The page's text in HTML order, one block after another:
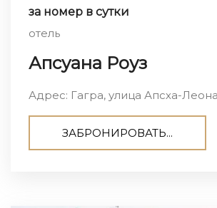
за номер в сутки
отель
Апсуана Роуз
Адрес: Гагра, улица Апсха-
ЗАБРОНИРОВАТЬ...